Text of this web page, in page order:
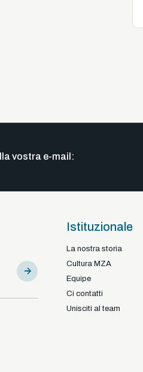
vostra e-mail:
Sousa
(83) 98122-92925
Istituzionale
La nostra storia
Cultura MZA
Equipe
Ci contatti
Unisciti al team